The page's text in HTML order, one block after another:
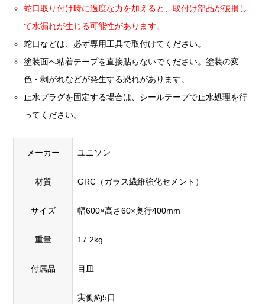
蛇口取り付け時に過度な力を加えると、取付け部品が破損し
て水漏れが生じる可能性があります。
蛇口などは、必ず専用工具で取付けてください。
塗装面へ粘着テープを直接貼らないでください。塗装の変
色・剥がれなどが発生する恐れがあります。
止水プラグを固定する場合は、シールテープで止水処理を行
ってください。
メーカー ユニソン
材質 GRC（ガラス繊維強化セメント）
サイズ 幅600×高さ60×奥行400mm
重量 17.2kg
付属品 目皿
実働約5日